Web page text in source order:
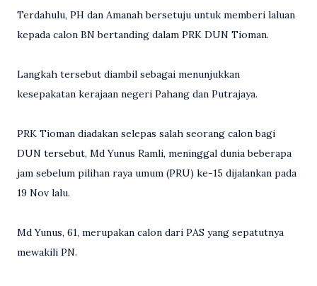
Terdahulu, PH dan Amanah bersetuju untuk memberi laluan
kepada calon BN bertanding dalam PRK DUN Tioman.
Langkah tersebut diambil sebagai menunjukkan
kesepakatan kerajaan negeri Pahang dan Putrajaya.
PRK Tioman diadakan selepas salah seorang calon bagi
DUN tersebut, Md Yunus Ramli, meninggal dunia beberapa
jam sebelum pilihan raya umum (PRU) ke-15 dijalankan pada
19 Nov lalu.
Md Yunus, 61, merupakan calon dari PAS yang sepatutnya
mewakili PN.